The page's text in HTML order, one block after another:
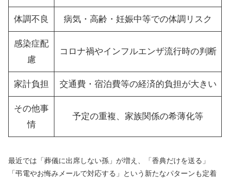
体調不良 病気・高齢・妊娠中等での体調リスク
感染症配
慮
コロナ禍やインフルエンザ流行時の判断
家計負担 交通費・宿泊費等の経済的負担が大きい
その他事
情
予定の重複、家族関係の希薄化等
最近では「葬儀に出席しない孫」が増え、「香典だけを送る」
「弔電やお悔みメールで対応する」という新たなパターンも定着